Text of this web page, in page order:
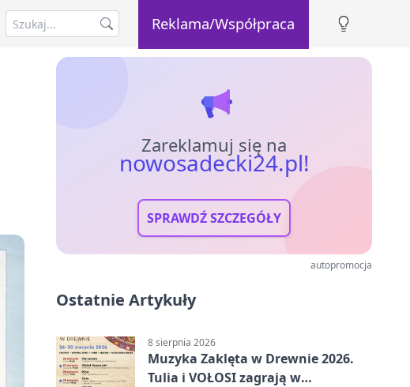
Reklama/Współpraca
Zareklamuj się na
nowosadecki24.pl!
SPRAWDŹ SZCZEGÓŁY
autopromocja
Ostatnie Artykuły
8 sierpnia 2026
Muzyka Zaklęta w Drewnie 2026.
Tulia i VOŁOSI zagrają w